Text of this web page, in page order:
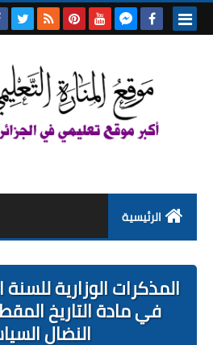
الرئيسية
المذكرات الوزارية
في مادة التاريخ
النضال